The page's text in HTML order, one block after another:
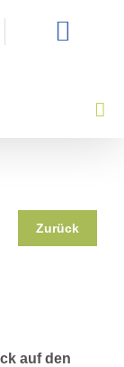
Zurück
auf den